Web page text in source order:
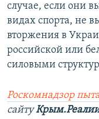
случае, если они
видах спорта, не
вторжения в
российской или
силовыми
Роскомнадзор
сайту